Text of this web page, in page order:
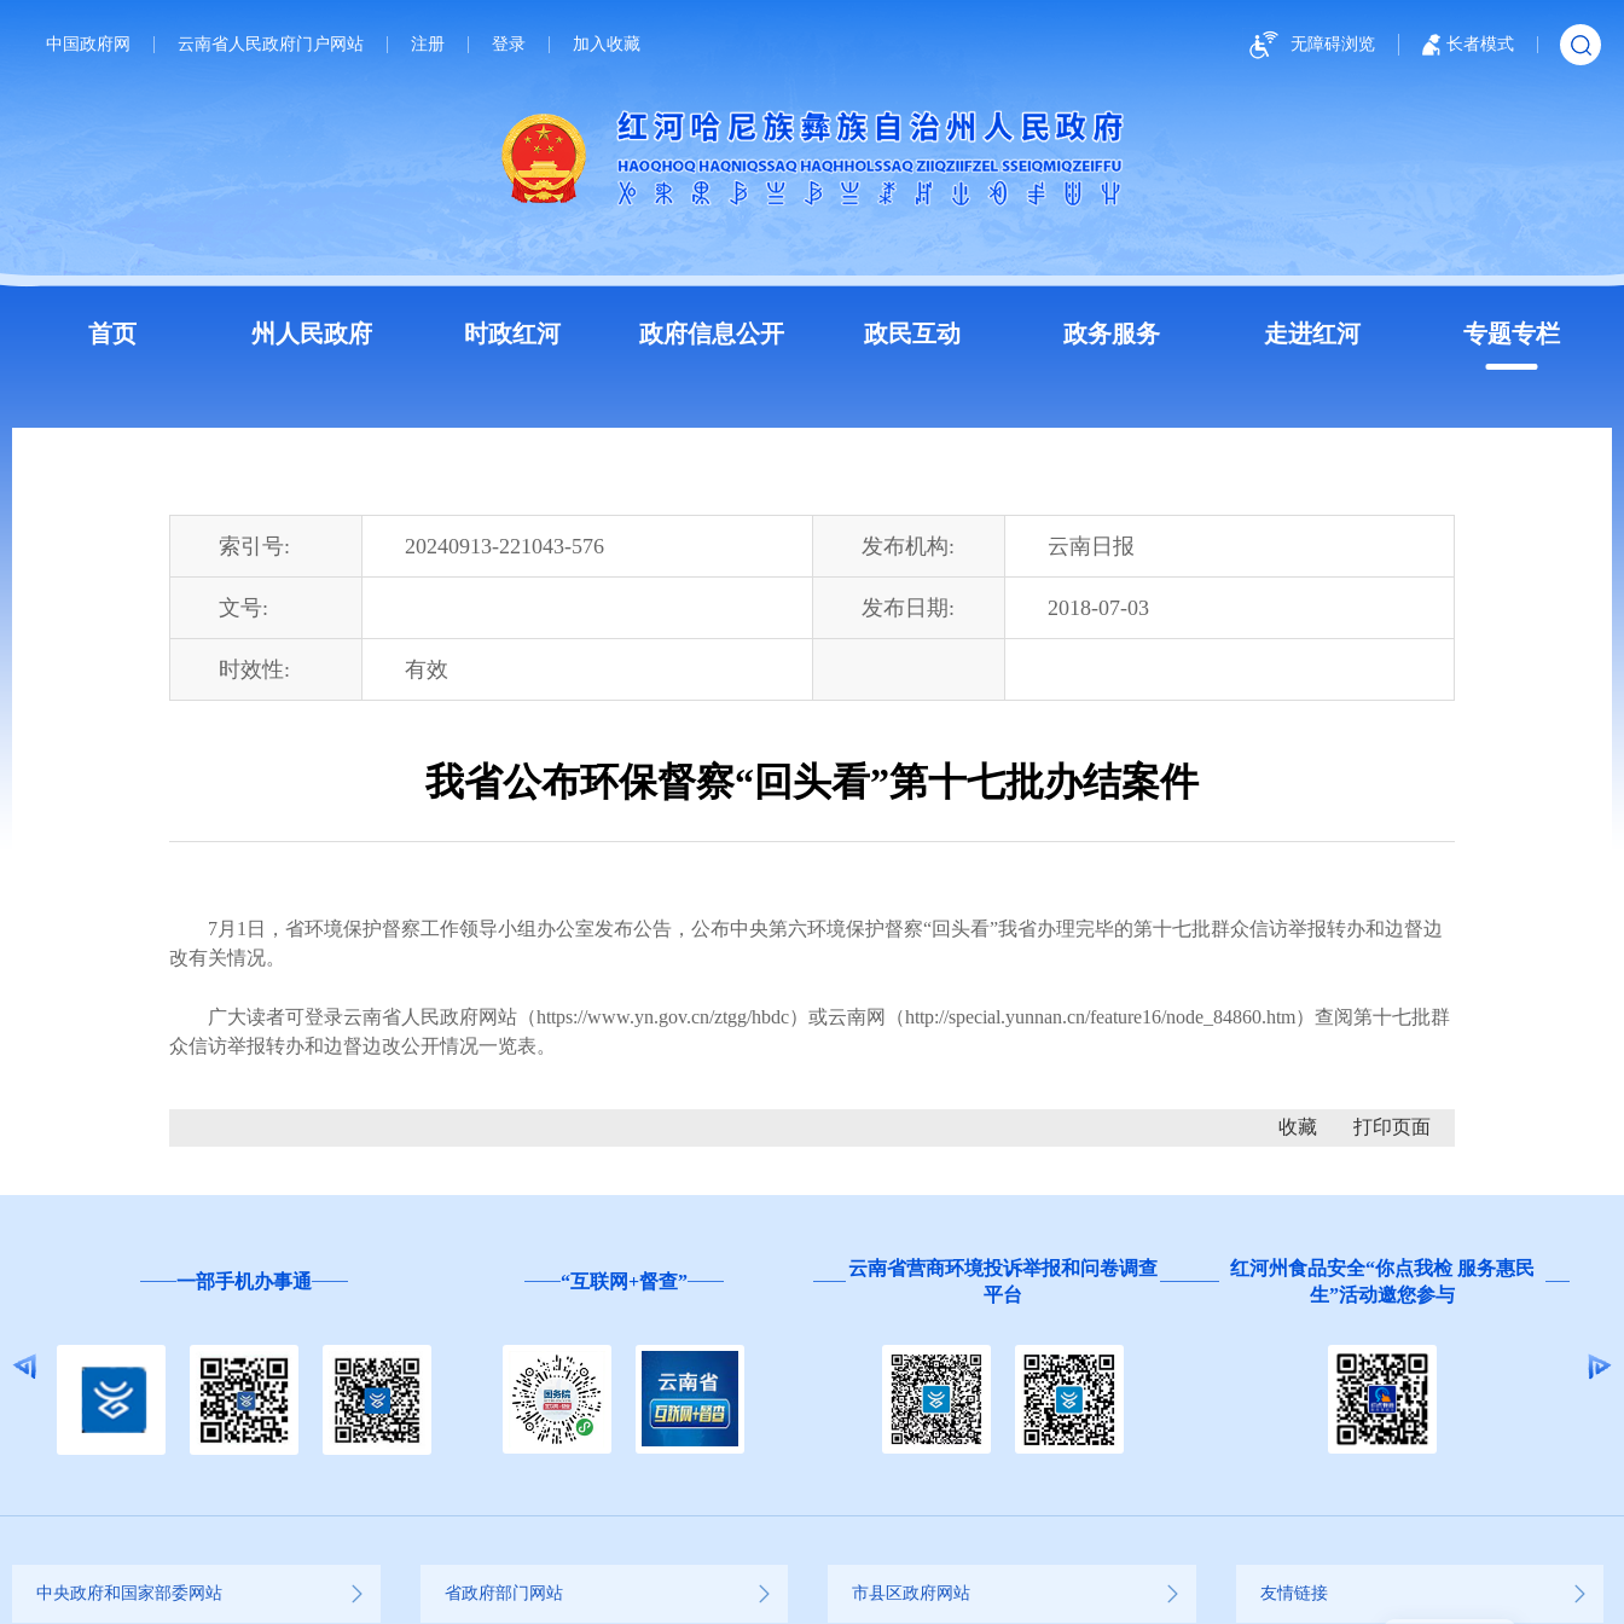
中国政府网 云南省人民政府门户网站 注册 登录 加入收藏 无障碍浏览 长者模式
首页 州人民政府 时政红河 政府信息公开 政民互动 政务服务 走进红河 专题专栏
索引号: 20240913-221043-576 发布机构: 云南日报
文号: 发布日期: 2018-07-03
时效性: 有效
我省公布环保督察“回头看”第十七批办结案件
7月1日，省环境保护督察工作领导小组办公室发布公告，公布中央第六环境保护督察“回头看”我省办理完毕的第十七批群众信访举报转办和边督边
改有关情况。
广大读者可登录云南省人民政府网站（https://www.yn.gov.cn/ztgg/hbdc）或云南网（http://special.yunnan.cn/feature16/node_84860.htm）查阅第十七批群
众信访举报转办和边督边改公开情况一览表。
收藏
一部手机办事通 “互联网+督查”
云南省营商环境投诉举报和问卷调查
平台
红河州食品安全“你点我检 服务惠民
生”活动邀您参与
中央政府和国家部委网站 省政府部门网站 市县区政府网站 友情链接